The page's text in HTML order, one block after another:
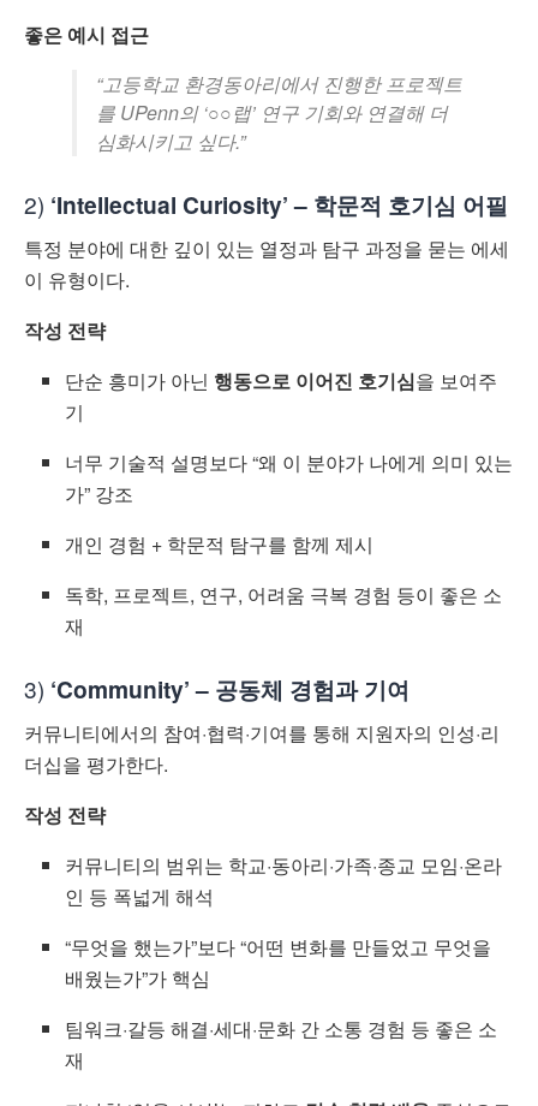
좋은 예시 접근
“고등학교 환경동아리에서 진행한 프로젝트
를 UPenn의 ‘○○랩’ 연구 기회와 연결해 더
심화시키고 싶다.”
2) ‘Intellectual Curiosity’ – 학문적 호기심 어필
특정 분야에 대한 깊이 있는 열정과 탐구 과정을 묻는 에세
이 유형이다.
작성 전략
단순 흥미가 아닌 행동으로 이어진 호기심을 보여주
기
너무 기술적 설명보다 “왜 이 분야가 나에게 의미 있는
가” 강조
개인 경험 + 학문적 탐구를 함께 제시
독학, 프로젝트, 연구, 어려움 극복 경험 등이 좋은 소
재
3) ‘Community’ – 공동체 경험과 기여
커뮤니티에서의 참여·협력·기여를 통해 지원자의 인성·리
더십을 평가한다.
작성 전략
커뮤니티의 범위는 학교·동아리·가족·종교 모임·온라
인 등 폭넓게 해석
“무엇을 했는가”보다 “어떤 변화를 만들었고 무엇을
배웠는가”가 핵심
팀워크·갈등 해결·세대·문화 간 소통 경험 등 좋은 소
재